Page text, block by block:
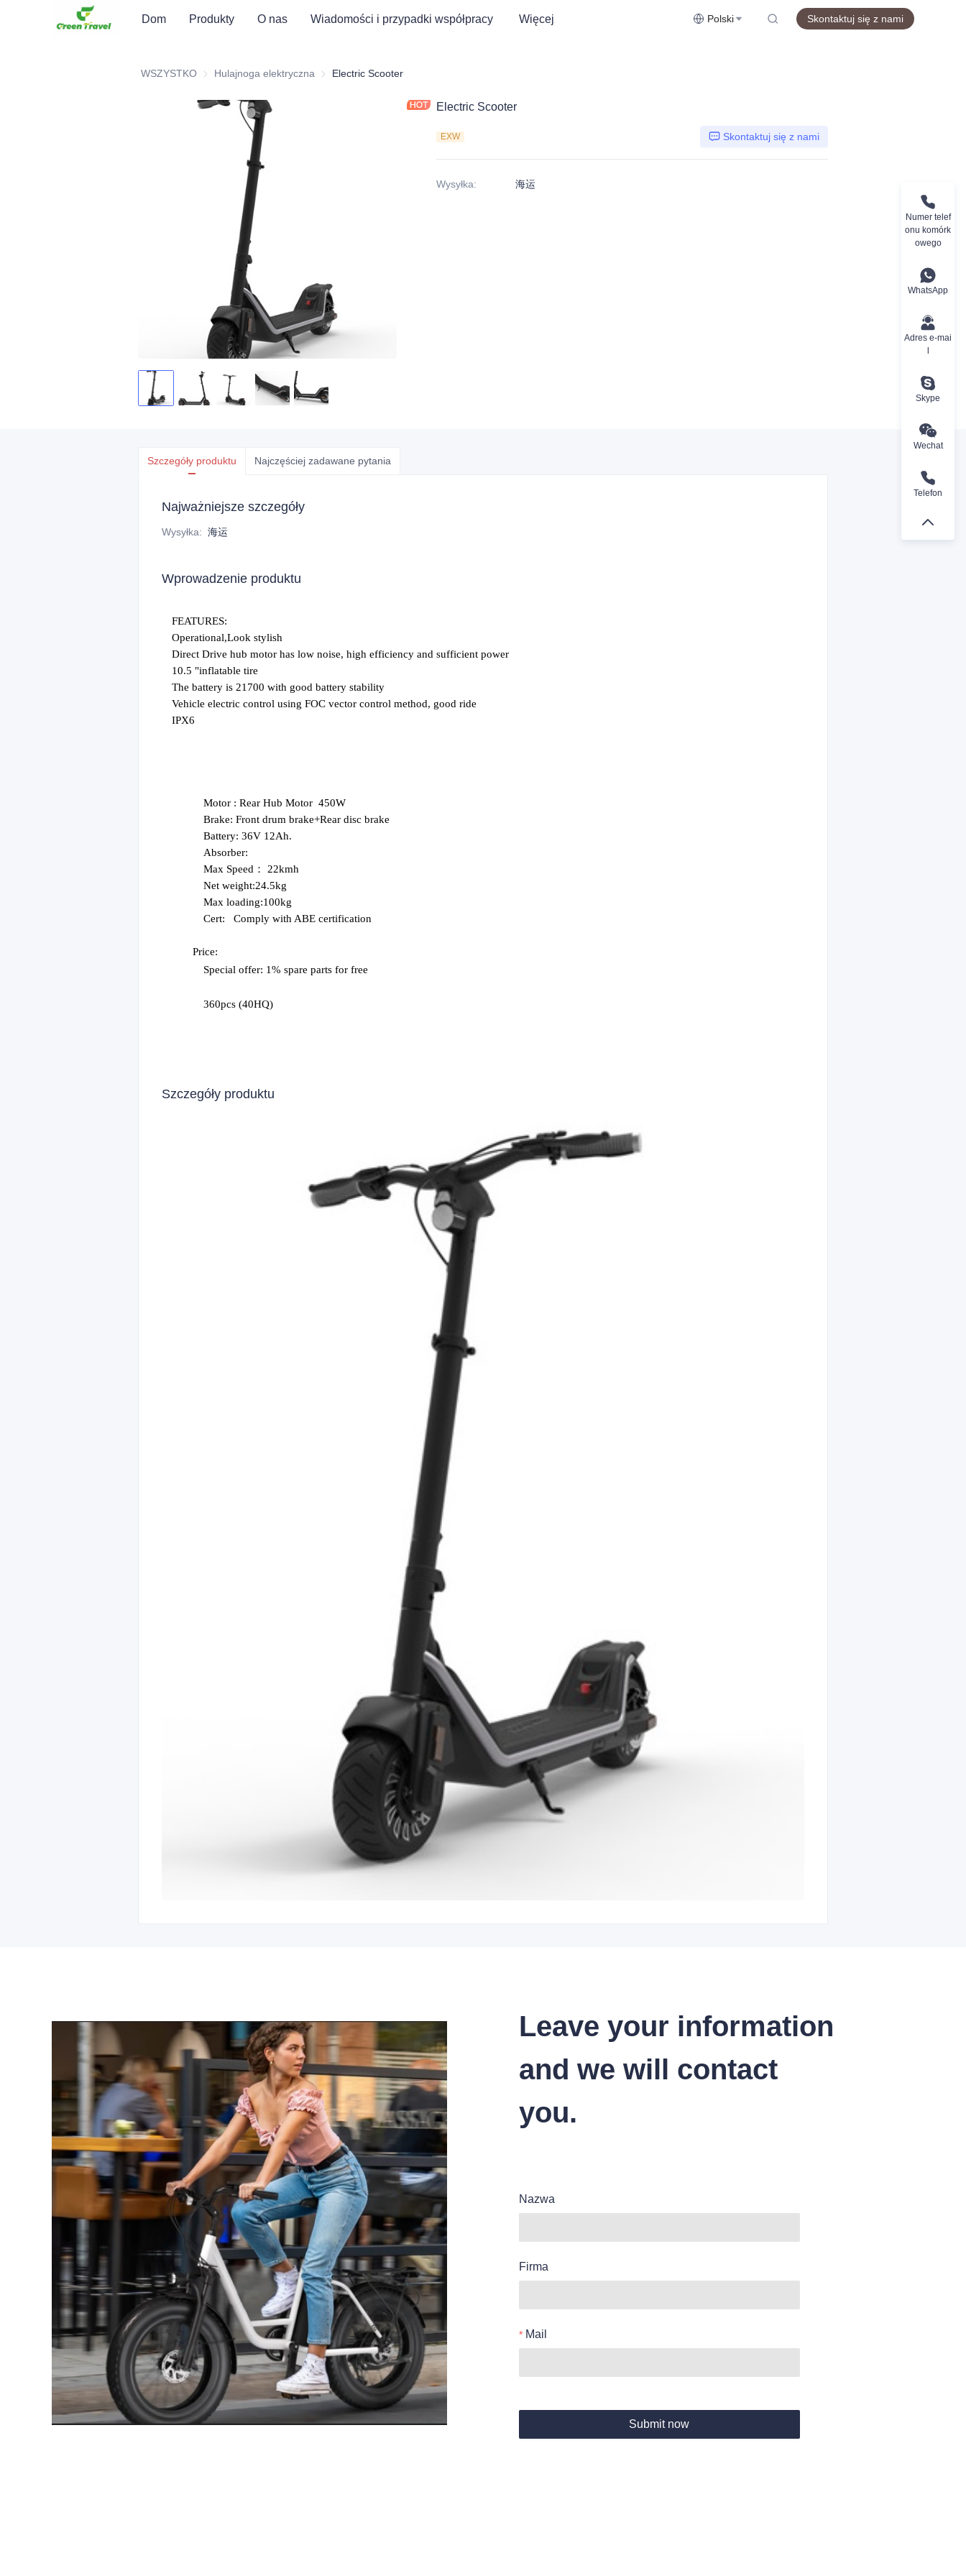
Dom Produkty O nas Wiadomości i przypadki współpracy Więcej Polski Skontaktuj się z nami
WSZYSTKO Hulajnoga elektryczna Hulajnoga elektryczna
Electric Scooter
Electric Scooter
EXW Skontaktuj się z nami
Wysyłka: 海运
Szczegóły produktu Najczęściej zadawane pytania
Najważniejsze szczegóły
Wysyłka: 海运
Wprowadzenie produktu
FEATURES:
Operational,Look stylish
Direct Drive hub motor has low noise, high efficiency and sufficient power
10.5 "inflatable tire
The battery is 21700 with good battery stability
Vehicle electric control using FOC vector control method, good ride
IPX6
Motor : Rear Hub Motor 450W
Brake: Front drum brake+Rear disc brake
Battery: 36V 12Ah.
Absorber:
Max Speed： 22kmh
Net weight:24.5kg
Max loading:100kg
Cert:
Comply with ABE certification
Price:
Special offer: 1% spare parts for free
360pcs (40HQ)
Szczegóły produktu
Leave your information
and we will contact
you.
Nazwa
Firma
Mail
Submit now
Numer telef
onu komórk
owego
WhatsApp
Adres e-mai
l
Skype
Wechat
Telefon